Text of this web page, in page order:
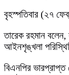
বৃহস্পতিবার (২৭
তারেক রহমান বলেন,
আইনশৃঙ্খলা
বিএনপির ভারপ্রাপ্ত